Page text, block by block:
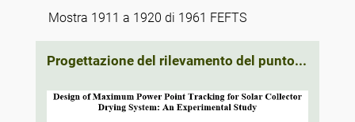
Mostra 1911 a 1920 di 1961 FEFTS
Progettazione del rilevamento del punto...